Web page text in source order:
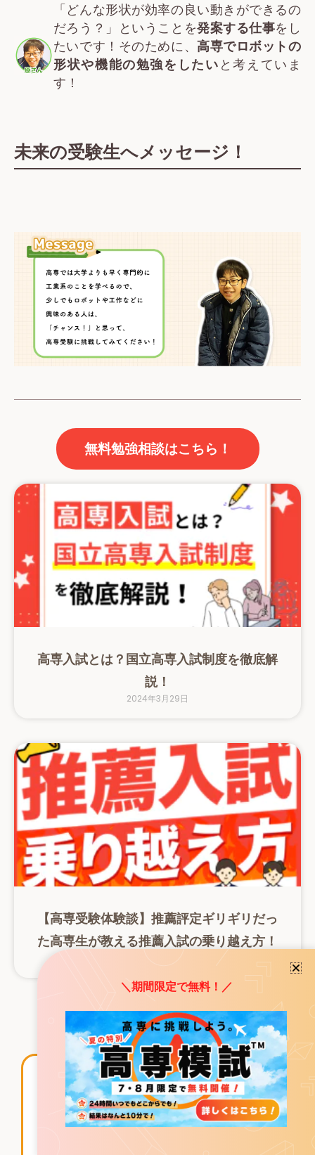
「どんな形状が効率の良い動きができるの
だろう？」ということを発案する仕事をし
たいです！そのために、高専でロボットの
形状や機能の勉強をしたい と考えていま
す！
未来の受験生へメッセージ！
無料勉強相談はこちら！
高専入試とは？国立高専入試制度を徹底解
説！
2024年3月29日
【高専受験体験談】推薦評定ギリギリだっ
た高専生が教える推薦入試の乗り越え方！
記事一覧を見る
高専受験生にオススメの記
事
＼期間限定で無料！／